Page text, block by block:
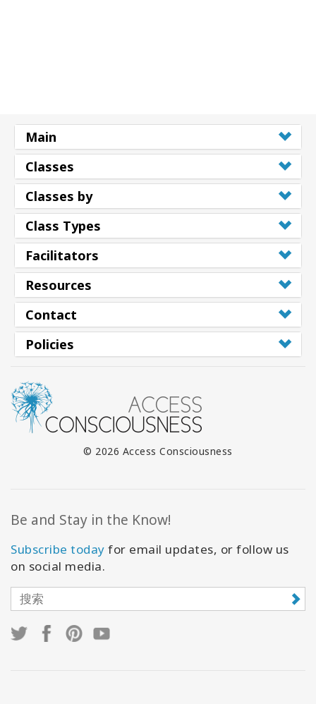
Main
Classes
Classes by
Class Types
Facilitators
Resources
Contact
Policies
© 2026 Access Consciousness
Be and Stay in the Know!
Subscribe today for email updates, or follow us
on social media.